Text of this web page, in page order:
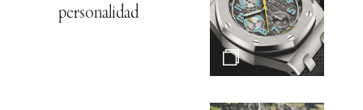
personalidad